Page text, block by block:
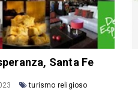
Santa Fe
turismo religioso